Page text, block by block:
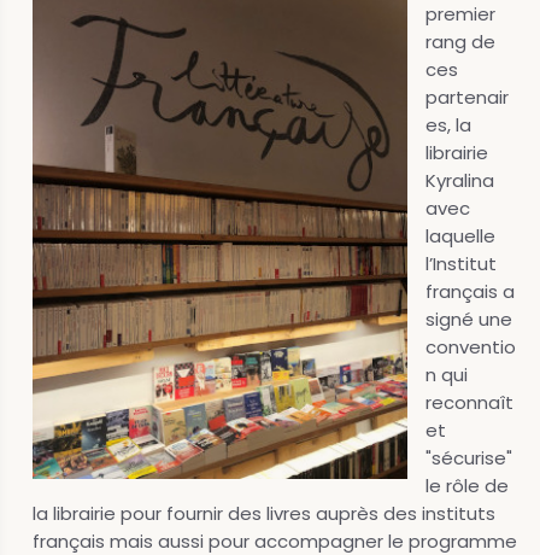
premier
rang de
ces
partenair
es, la
librairie
Kyralina
avec
laquelle
l’Institut
français a
signé une
conventio
n qui
reconnaît
et
"sécurise"
le rôle de
la librairie pour fournir des livres auprès des instituts
français mais aussi pour accompagner le programme